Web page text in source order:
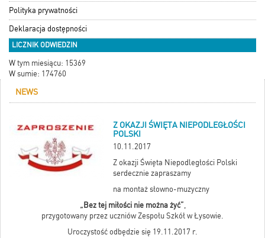
Polityka prywatności
Deklaracja dostępności
LICZNIK ODWIEDZIN
W tym miesiącu: 15369
W sumie: 174760
NEWS
Z OKAZJI ŚWIĘTA NIEPODLEGŁOŚCI
POLSKI
10.11.2017
Z okazji Święta Niepodległości Polski
serdecznie zapraszamy
na montaż słowno-muzyczny
„Bez tej miłości nie można żyć”,
przygotowany przez uczniów Zespołu Szkół w Łysowie.
Uroczystość odbędzie się 19.11.2017 r.